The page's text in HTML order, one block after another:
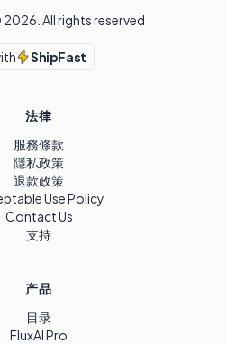
2026 . All rights reserved
ShipFast
法律
服務條款
隱私政策
退款政策
Use Policy
Contact Us
支持
产品
目录
FluxAI Pro